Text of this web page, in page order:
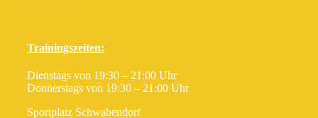
Trainingszeiten:
Dienstags von 19:30 – 21:00 Uhr
Donnerstags von 19:30 – 21:00 Uhr
Sportplatz Schwabendorf